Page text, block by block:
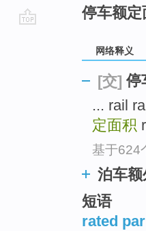
停车额定
网络释义
[交] 停
... rail
定面积
基于624
泊车
短语
rated